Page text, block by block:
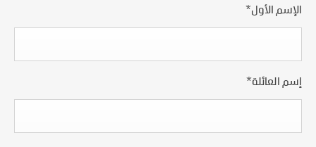
الإسم الأول*
إسم العائلة*